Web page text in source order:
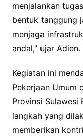
menjalankan
bentuk tanggung
menjaga
andal,” ujar Adien.
Kegiatan ini
Pekerjaan Umum
Provinsi Sulawesi
langkah yang
memberikan